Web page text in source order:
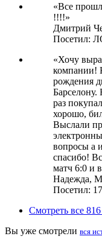
«Все
!!!!»
Дмитрий
Посетил:
«Хочу
компании!
рождения
раз
хорошо,
Выслали
вопросы а
спасибо!
матч 6:0 и
Надежда,
Посетил:
Смотреть все
Вы уже смотрели вся